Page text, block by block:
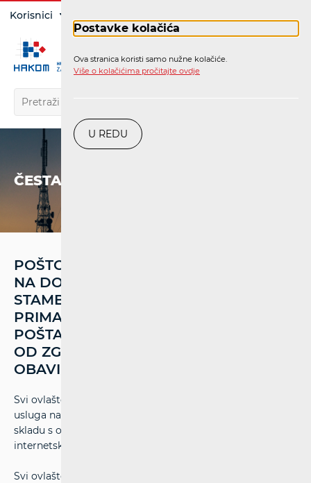
Postavke kolačića
Ova stranica koristi samo nužne kolačiće.
Više o kolačićima pročitajte ovdje
U REDU
Korisnici
ČESTA PITANJA
POŠTOVANI, IMAM PITANJE VEZANO
NA DOSTAVU POŠTE U SANDUČIĆE U
STAMBENOJ ZGRADI U KOJOJ
PRIMAMO POŠTU NA NAČIN DA
POŠTAR HRVATSKE POŠTE IMA KLJUČ
OD ZGRADE TE UĐE U ZGRADU I
OBAVI SVOJ POSAO.
Svi ovlašteni odnosno prijavljeni davatelji poštanskih
usluga nalaze se na
skladu s odredbama ZPU-a, a koji je objavljen na
internetskoj stranici HAKOM –a.
Svi ovlašteni davatelji poštanskih usluga imaju pravo